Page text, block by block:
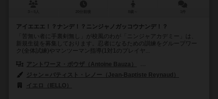
アイエエエ！？ナンデ！？ニンジャノガッコウナンデ！？
「苦無い者に手裏剣無し」が校風のわが「ニンジャアカデミー」は、
新規生徒を募集しております。忍者になるための訓練をグループワー
ク(全体試練)やマンツーマン指導(1対1のプレイヤ...
アントワーヌ・ボウザ（Antoine Bauza）
ジャン＝バティスト・レノー（Jean-Baptiste Reynaud）
イエロ（IELLO）